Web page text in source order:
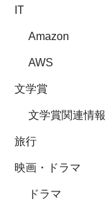
IT
Amazon
AWS
文学賞
文学賞関連情報
旅行
映画・ドラマ
ドラマ